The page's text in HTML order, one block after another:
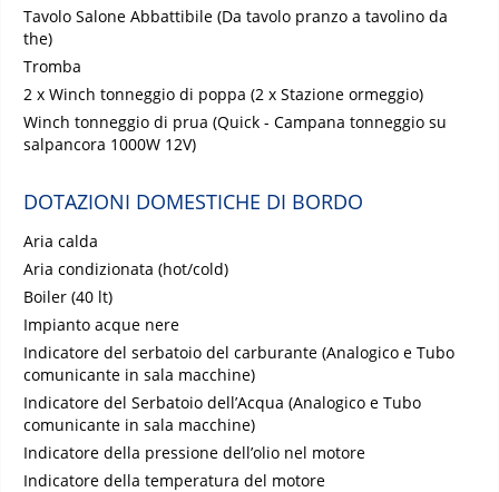
Tavolo Salone Abbattibile (Da tavolo pranzo a tavolino da
the)
Tromba
2 x Winch tonneggio di poppa (2 x Stazione ormeggio)
Winch tonneggio di prua (Quick - Campana tonneggio su
salpancora 1000W 12V)
DOTAZIONI DOMESTICHE DI BORDO
Aria calda
Aria condizionata (hot/cold)
Boiler (40 lt)
Impianto acque nere
Indicatore del serbatoio del carburante (Analogico e Tubo
comunicante in sala macchine)
Indicatore del Serbatoio dell’Acqua (Analogico e Tubo
comunicante in sala macchine)
Indicatore della pressione dell’olio nel motore
Indicatore della temperatura del motore